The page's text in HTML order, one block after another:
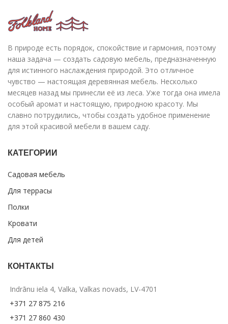
В природе есть порядок, спокойствие и гармония, поэтому
наша задача — создать садовую мебель, предназначенную
для истинного наслаждения природой. Это отличное
чувство — настоящая деревянная мебель. Несколько
месяцев назад мы принесли её из леса. Уже тогда она имела
особый аромат и настоящую, природною красоту. Мы
славно потрудились, чтобы создать удобное применение
для этой красивой мебели в вашем саду.
КАТЕГОРИИ
Садовая мебель
Для террасы
Полки
Кровати
Для детей
КОНТАКТЫ
Indrānu iela 4, Valka, Valkas novads, LV-4701
+371 27 875 216
+371 27 860 430